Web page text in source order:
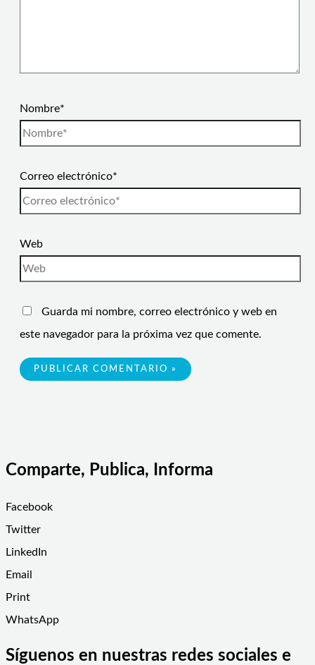
Nombre*
Correo electrónico*
Web
Guarda mi nombre, correo electrónico y web en
este navegador para la próxima vez que comente.
Comparte, Publica, Informa
Facebook
Twitter
LinkedIn
Email
Print
WhatsApp
Síguenos en nuestras redes sociales e